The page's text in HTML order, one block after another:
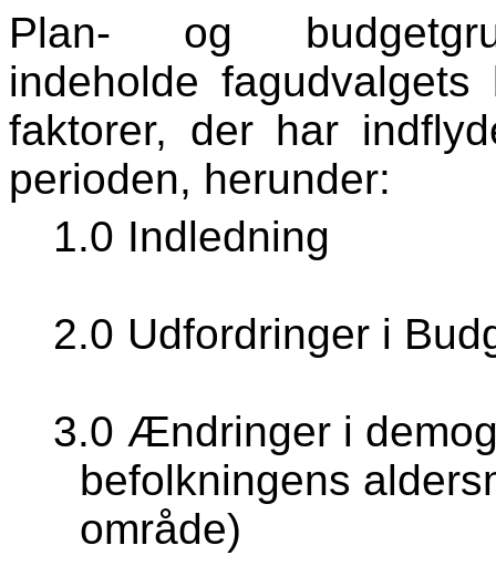
Plan- og
indeholde
faktorer, der har
perioden, herunder:
1.0 Indledning
2.0 Udfordringer i
3.0 Ændringer i
befolkningens
område)